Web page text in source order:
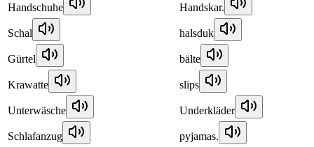
Handschuhe Handskar.
Schal halsduk
Gürtel bälte
Krawatte slips
Unterwäsche Underkläder
Schlafanzug pyjamas.